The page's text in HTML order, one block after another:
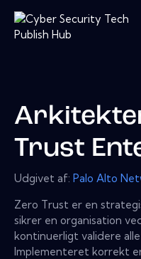
Trust
Udgivet af: Palo Alto
Zero Trust er en
sikrer en organisation
kontinuerligt validere
Implementeret korrekt